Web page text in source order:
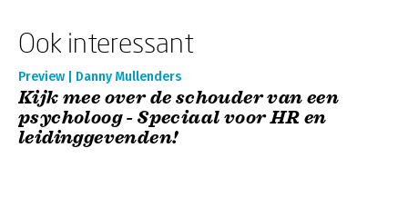
Ook interessant
Preview | Danny Mullenders
Kijk mee over de schouder van een
psycholoog - Speciaal voor HR en
leidinggevenden!